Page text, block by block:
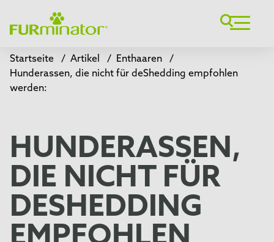
Startseite / Artikel / Enthaaren
/
Hunderassen, die nicht für deShedding empfohlen
werden:
HUNDERASSEN,
DIE NICHT FÜR
DESHEDDING